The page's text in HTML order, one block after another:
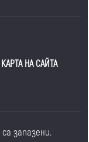
КАРТА НА САЙТА
запазени.